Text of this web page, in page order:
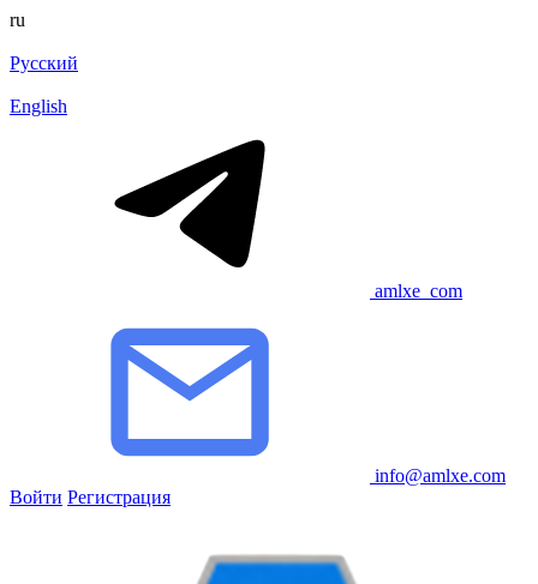
ru
Русский
English
amlxe_com
info@amlxe.com
Войти Регистрация